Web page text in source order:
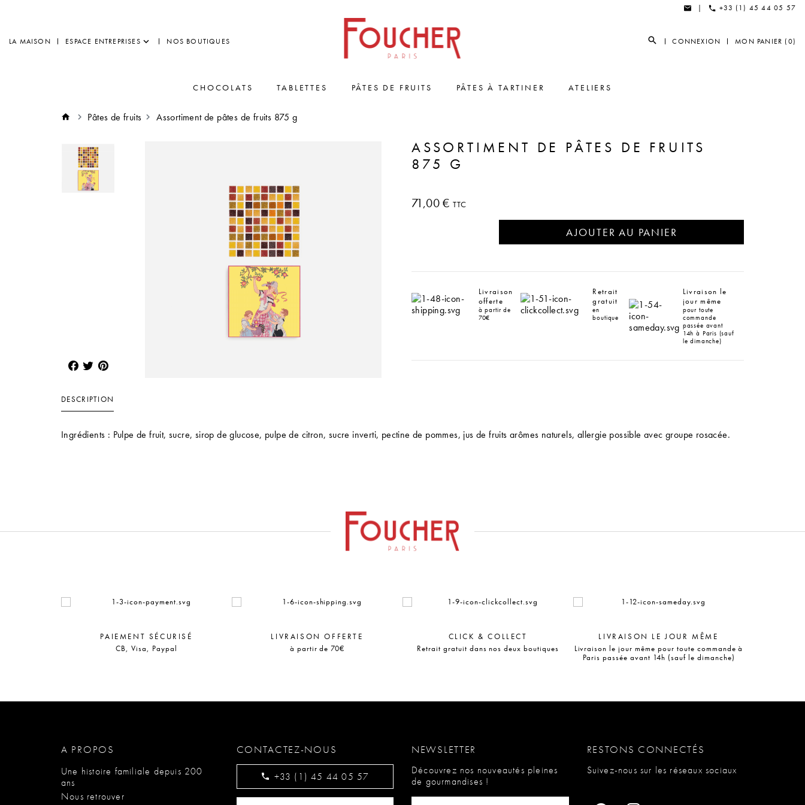
| +33 (1) 45 44 05 57
LA MAISON ESPACE ENTREPRISES NOS BOUTIQUES MON PANIER (0)
CONNEXION
CHOCOLATS TABLETTES PÂTES DE FRUITS PÂTES À TARTINER ATELIERS
Pâtes de fruits Assortiment de pâtes de fruits 875 g
ASSORTIMENT DE PÂTES DE FRUITS
875 G
71,00 €TTC
AJOUTER AU PANIER
Livraison
offerte
à partir de
70€
Retrait
gratuit
en
boutique
Livraison le
jour même
pour toute
commande
passée avant
14h à Paris (sauf
le dimanche)
DESCRIPTION
Ingrédients : Pulpe de fruit, sucre, sirop de glucose, pulpe de citron, sucre inverti, pectine de pommes, jus de fruits arômes naturels, allergie possible avec groupe rosacée.
PAIEMENT SÉCURISÉ
CB, Visa, Paypal
LIVRAISON OFFERTE
à partir de 70€
CLICK & COLLECT
Retrait gratuit dans nos deux boutiques
LIVRAISON LE JOUR MÊME
Livraison le jour même pour toute commande à
Paris passée avant 14h (sauf le dimanche)
A PROPOS
Une histoire familiale depuis 200
ans
Nous retrouver
CONTACTEZ-NOUS
+33 (1) 45 44 05 57
NEWSLETTER
Découvrez nos nouveautés pleines
de gourmandises !
RESTONS CONNECTÉS
Suivez-nous sur les réseaux sociaux